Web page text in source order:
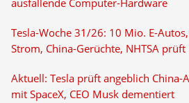
ausfallende Computer-Hardware
Tesla-Woche 31/26: 10 Mio. E-Autos,
Strom, China-Gerüchte, NHTSA prüft
Aktuell: Tesla prüft angeblich China-
mit SpaceX, CEO Musk dementiert